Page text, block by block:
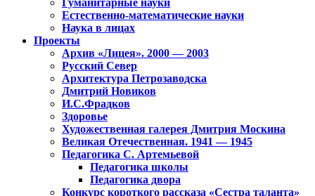
Гуманитарные науки
Естественно-математические науки
Наука в лицах
Проекты
Архив «Лицея». 2000 — 2003
Русский Север
Архитектура Петрозаводска
Дмитрий Новиков
И.С.Фрадков
Здоровье
Художественная галерея Дмитрия Москина
Великая Отечественная. 1941 — 1945
Педагогика С. Артемьевой
Педагогика школы
Педагогика двора
Конкурс короткого рассказа «Сестра таланта»